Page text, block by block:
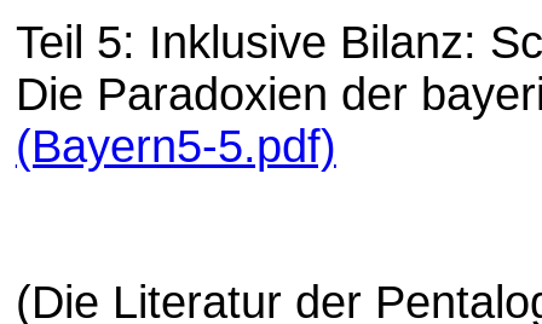
Teil 5: Inklusive Bilanz:
Die Paradoxien der
(Bayern5-5.pdf)
(Die Literatur der